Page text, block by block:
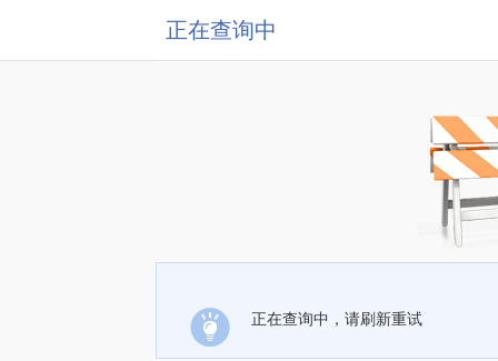
正在查询中
正在查询中，请刷新重试